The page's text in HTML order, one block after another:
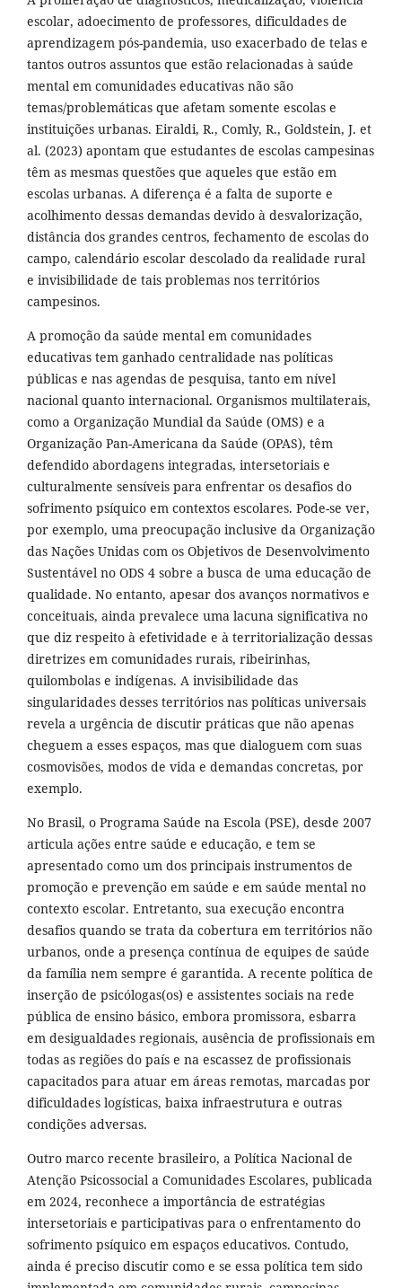
escolar, adoecimento de professores, dificuldades de
aprendizagem pós-pandemia, uso exacerbado de telas e
tantos outros assuntos que estão relacionadas à saúde
mental em comunidades educativas não são
temas/problemáticas que afetam somente escolas e
instituições urbanas. Eiraldi, R., Comly, R., Goldstein, J. et
al. (2023) apontam que estudantes de escolas campesinas
têm as mesmas questões que aqueles que estão em
escolas urbanas. A diferença é a falta de suporte e
acolhimento dessas demandas devido à desvalorização,
distância dos grandes centros, fechamento de escolas do
campo, calendário escolar descolado da realidade rural
e invisibilidade de tais problemas nos territórios
campesinos.
A promoção da saúde mental em comunidades
educativas tem ganhado centralidade nas políticas
públicas e nas agendas de pesquisa, tanto em nível
nacional quanto internacional. Organismos multilaterais,
como a Organização Mundial da Saúde (OMS) e a
Organização Pan-Americana da Saúde (OPAS), têm
defendido abordagens integradas, intersetoriais e
culturalmente sensíveis para enfrentar os desafios do
sofrimento psíquico em contextos escolares. Pode-se ver,
por exemplo, uma preocupação inclusive da Organização
das Nações Unidas com os Objetivos de Desenvolvimento
Sustentável no ODS 4 sobre a busca de uma educação de
qualidade. No entanto, apesar dos avanços normativos e
conceituais, ainda prevalece uma lacuna significativa no
que diz respeito à efetividade e à territorialização dessas
diretrizes em comunidades rurais, ribeirinhas,
quilombolas e indígenas. A invisibilidade das
singularidades desses territórios nas políticas universais
revela a urgência de discutir práticas que não apenas
cheguem a esses espaços, mas que dialoguem com suas
cosmovisões, modos de vida e demandas concretas, por
exemplo.
No Brasil, o Programa Saúde na Escola (PSE), desde 2007
articula ações entre saúde e educação, e tem se
apresentado como um dos principais instrumentos de
promoção e prevenção em saúde e em saúde mental no
contexto escolar. Entretanto, sua execução encontra
desafios quando se trata da cobertura em territórios não
urbanos, onde a presença contínua de equipes de saúde
da família nem sempre é garantida. A recente política de
inserção de psicólogas(os) e assistentes sociais na rede
pública de ensino básico, embora promissora, esbarra
em desigualdades regionais, ausência de profissionais em
todas as regiões do país e na escassez de profissionais
capacitados para atuar em áreas remotas, marcadas por
dificuldades logísticas, baixa infraestrutura e outras
condições adversas.
Outro marco recente brasileiro, a Política Nacional de
Atenção Psicossocial a Comunidades Escolares, publicada
em 2024, reconhece a importância de estratégias
intersetoriais e participativas para o enfrentamento do
sofrimento psíquico em espaços educativos. Contudo,
ainda é preciso discutir como e se essa política tem sido